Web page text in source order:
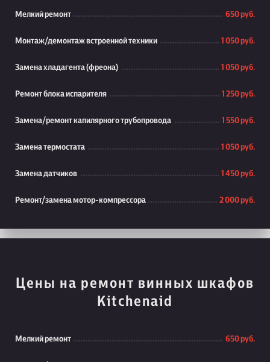
Мелкий ремонт 650 руб.
Монтаж/демонтаж встроенной техники 1 050 руб.
Замена хладагента (фреона) 1 050 руб.
Ремонт блока испарителя 1 250 руб.
Замена/ремонт капилярного трубопровода 1 550 руб.
Замена термостата 1 050 руб.
Замена датчиков 1 450 руб.
Ремонт/замена мотор-компрессора 2 000 руб.
Цены на ремонт винных шкафов
Kitchenaid
Мелкий ремонт 650 руб.